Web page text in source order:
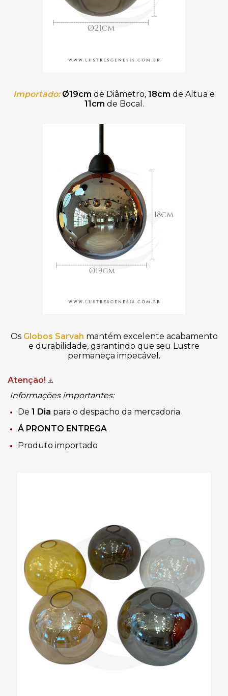
Importado: Ø19cm de Diâmetro, 18cm de Altua e
11cm de Bocal.
Os Globos Sarvah mantém excelente acabamento
e durabilidade, garantindo que seu Lustre
permaneça impecável.
Atenção! ⚠️
Informações importantes:
De 1 Dia para o despacho da mercadoria
Á PRONTO ENTREGA
Produto importado